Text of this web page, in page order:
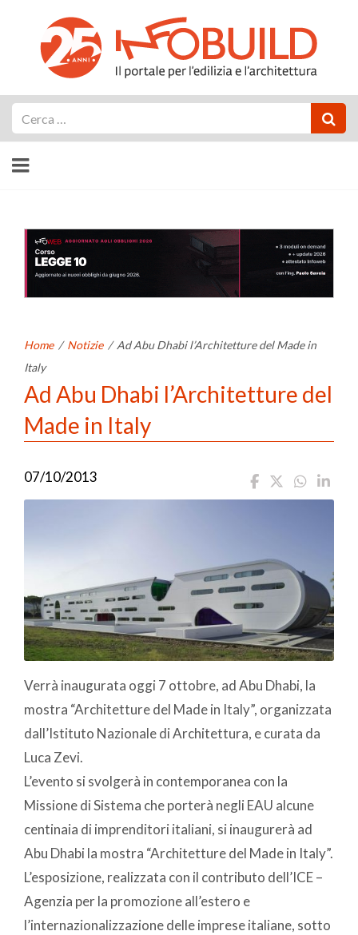
Home / Notizie / Ad Abu Dhabi l’Architetture del Made in
Italy
Ad Abu Dhabi l’Architetture del
Made in Italy
07/10/2013
Verrà inaugurata oggi 7 ottobre, ad Abu Dhabi, la
mostra “Architetture del Made in Italy”, organizzata
dall’Istituto Nazionale di Architettura, e curata da
Luca Zevi.
L’evento si svolgerà in contemporanea con la
Missione di Sistema che porterà negli EAU alcune
centinaia di imprenditori italiani, si inaugurerà ad
Abu Dhabi la mostra “Architetture del Made in Italy”.
L’esposizione, realizzata con il contributo dell’ICE –
Agenzia per la promozione all’estero e
l’internazionalizzazione delle imprese italiane, sotto